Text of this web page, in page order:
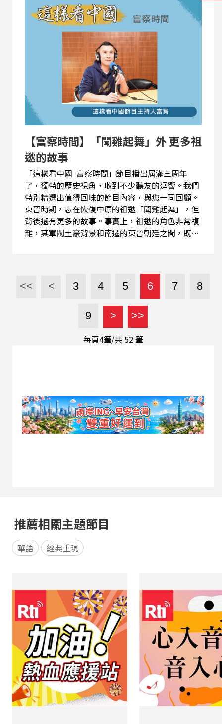
看中國 富察時間」收聽。) 【與節目互動】
EMAIL: 2020@rti.org.tw、
20200203news@gmail.com PODCAST：SOUND
ON 、SPOTIFY 、Apple Podcasts 、Google 播
【富察時間】「聞雞起舞」外 更多祖
逖的故事
「這樣看中國 富察時間」節目播出屆滿三周年
了，獨特的歷史視角，收到不少聽友的迴響。我們
特別精選出值得回味的節目內容，與您一同回顧。
東晉時期，志在恢復中原的祖逖「聞雞起舞」，但
背後還有更多的故事。事實上，祖逖的角色非常複
雜，其軍閥土豪背景和南遷的東晉朝廷之間，既合
看中國 富察時間」收聽。) 【與節目互動】
EMAIL: 2020@rti.org.tw、
20200203news@gmail.com PODCAST：SOUND
ON 、SPOTIFY 、Apple Podcasts 、Google 播
<< < 3 4 5 6 7 8
9 > >>
每頁4筆/共 52筆
推薦相關主題節目
華語 經典重現